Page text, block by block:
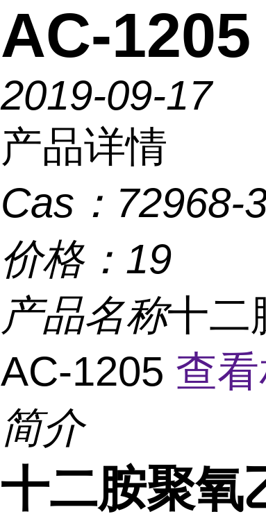
AC-1205
2019-09-17
产品详情
Cas： 72968-
价格： 19
产品名称十二
AC-1205 查
简介
十二胺聚氧